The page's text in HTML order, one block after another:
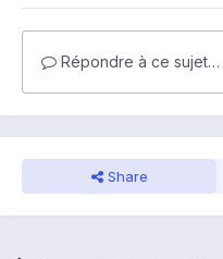
Répondre à ce sujet…
Share